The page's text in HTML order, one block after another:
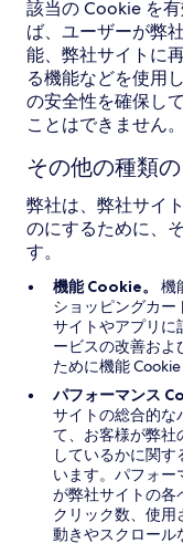
該当の Cookie を
ば、ユーザーが弊
能、弊社サイトに
る機能などを使用
の安全性を確保し
ことはできません。
その他の種類
弊社は、弊社サイ
のにするために、
す。
機能 Cookie。
機
ショッピングカ
サイトやアプリに
ービスの改善およ
ために機能 Cookie
パフォーマンス
サイトの総合的な
て、お客様が弊社
しているかに関
います。パフォー
が弊社サイトの各
クリック数、使
動きやスクロール